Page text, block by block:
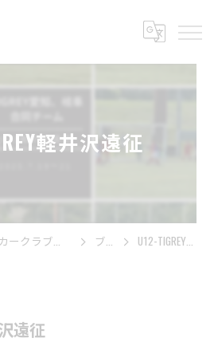
軽井沢遠征
愛知県東郷町のサッカークラブは一般社団法人スポーツの杜 ブログ U12-TIGREY軽井沢遠征
遠征